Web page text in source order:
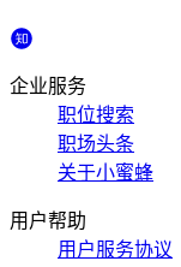
企业服务
职位搜索
职场头条
关于小蜜蜂
用户帮助
用户服务协议